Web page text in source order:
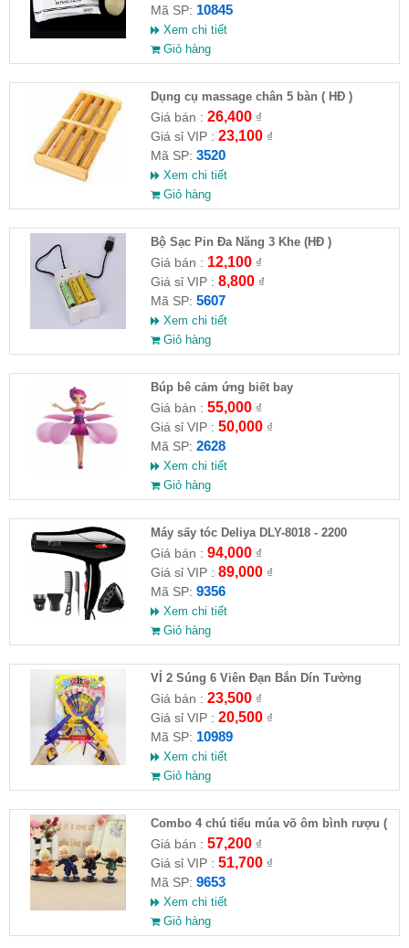
Mã SP: 10845
Xem chi tiết
Giỏ hàng
Dụng cụ massage chân 5 bàn ( HĐ )
Giá bán : 26,400₫
Giá sỉ VIP : 23,100₫
Mã SP: 3520
Xem chi tiết
Giỏ hàng
Bộ Sạc Pin Đa Năng 3 Khe (HĐ )
Giá bán : 12,100₫
Giá sỉ VIP : 8,800₫
Mã SP: 5607
Xem chi tiết
Giỏ hàng
​Búp bê cảm ứng biết bay
Giá bán : 55,000₫
Giá sỉ VIP : 50,000₫
Mã SP: 2628
Xem chi tiết
Giỏ hàng
Máy sấy tóc Deliya DLY-8018 - 2200
Giá bán : 94,000₫
Giá sỉ VIP : 89,000₫
Mã SP: 9356
Xem chi tiết
Giỏ hàng
VỈ 2 Súng 6 Viên Đạn Bắn Dín Tường
Giá bán : 23,500₫
Giá sỉ VIP : 20,500₫
Mã SP: 10989
Xem chi tiết
Giỏ hàng
Combo 4 chú tiểu múa võ ôm bình rượu (
HĐ )
Giá bán : 57,200₫
Giá sỉ VIP : 51,700₫
Mã SP: 9653
Xem chi tiết
Giỏ hàng